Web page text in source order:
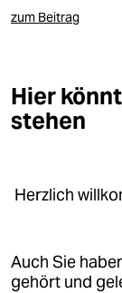
zum Beitrag
Hier
stehen
Herzlich
Auch Sie
gehört und